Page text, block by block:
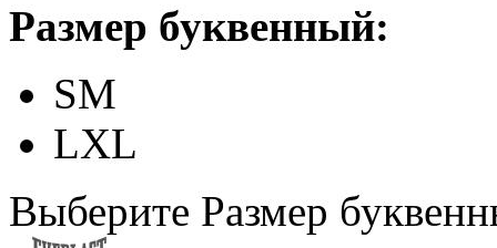
Размер буквенный:
SM
LXL
Выберите Размер